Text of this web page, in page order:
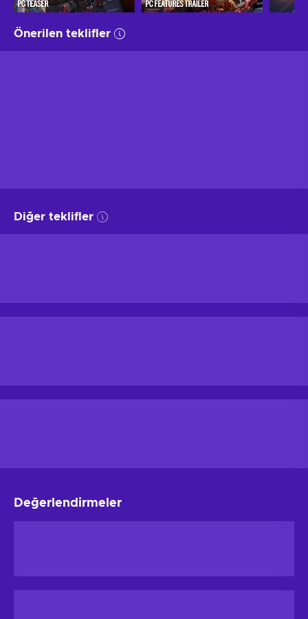
Önerilen teklifler
Diğer teklifler
Değerlendirmeler